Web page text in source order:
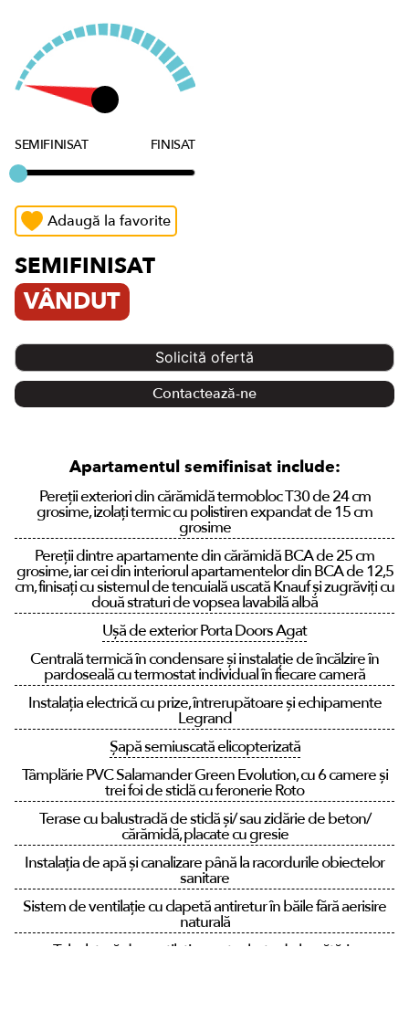
SEMIFINISAT FINISAT
Adaugă la favorite
SEMIFINISAT
VÂNDUT
Solicită ofertă
Contactează-ne
Apartamentul semifinisat include:
Pereții exteriori din cărămidă termobloc T30 de 24 cm
grosime, izolați termic cu polistiren expandat de 15 cm
grosime
Pereții dintre apartamente din cărămidă BCA de 25 cm
grosime, iar cei din interiorul apartamentelor din BCA de 12,5
cm, finisați cu sistemul de tencuială uscată Knauf și zugrăviți cu
două straturi de vopsea lavabilă albă
Ușă de exterior Porta Doors Agat
Centrală termică în condensare și instalație de încălzire în
pardoseală cu termostat individual în fiecare cameră
Instalația electrică cu prize, întrerupătoare și echipamente
Legrand
Șapă semiuscată elicopterizată
Tâmplărie PVC Salamander Green Evolution, cu 6 camere și
trei foi de sticlă cu feronerie Roto
Terase cu balustradă de sticlă și/ sau zidărie de beton/
cărămidă, placate cu gresie
Instalația de apă și canalizare până la racordurile obiectelor
sanitare
Sistem de ventilație cu clapetă antiretur în băile fără aerisire
naturală
Tubulatură de ventilație pentru hota de bucătărie